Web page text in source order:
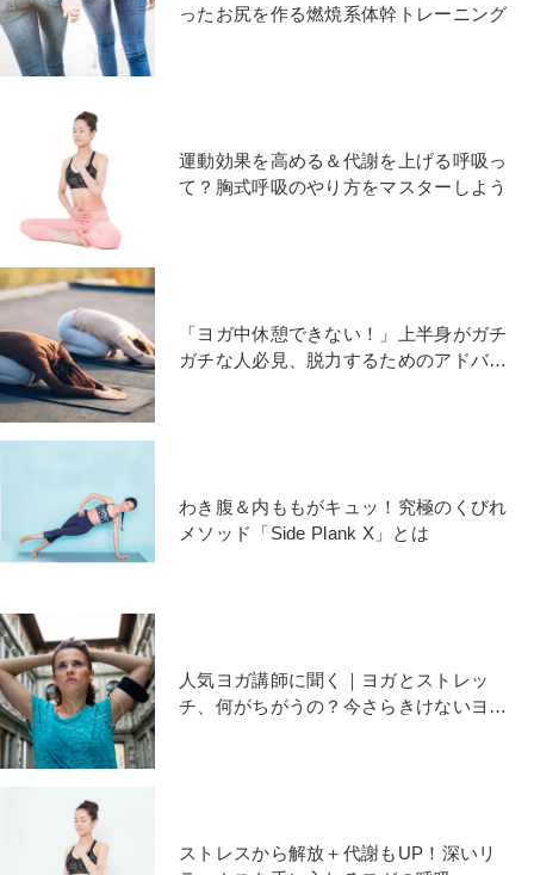
ったお尻を作る燃焼系体幹トレーニング
運動効果を高める＆代謝を上げる呼吸っ
て？胸式呼吸のやり方をマスターしよう
「ヨガ中休憩できない！」上半身がガチ
ガチな人必見、脱力するためのアドバイ
わき腹＆内ももがキュッ！究極のくびれ
メソッド「Side Plank X」とは
人気ヨガ講師に聞く｜ヨガとストレッ
チ、何がちがうの？今さらきけないヨガ
ストレスから解放＋代謝もUP！深いリ